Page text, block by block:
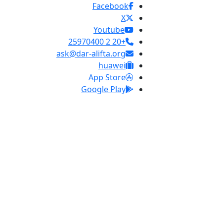
Facebook
X
Youtube
+20 2 25970400
ask@dar-alifta.org
huawei
App Store
Google Play